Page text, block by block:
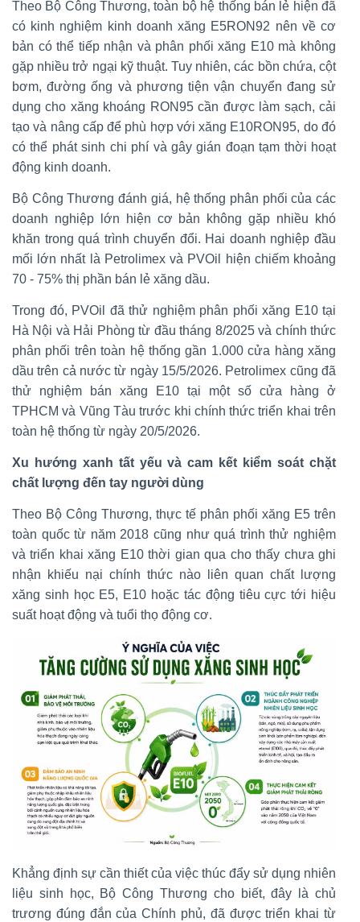
Theo Bộ Công Thương, toàn bộ hệ thống bán lẻ hiện đã
có kinh nghiệm kinh doanh xăng E5RON92 nên về cơ
bản có thể tiếp nhận và phân phối xăng E10 mà không
gặp nhiều trở ngại kỹ thuật. Tuy nhiên, các bồn chứa, cột
bơm, đường ống và phương tiện vận chuyển đang sử
dụng cho xăng khoáng RON95 cần được làm sạch, cải
tạo và nâng cấp để phù hợp với xăng E10RON95, do đó
có thể phát sinh chi phí và gây gián đoạn tạm thời hoạt
động kinh doanh.
Bộ Công Thương đánh giá, hệ thống phân phối của các
doanh nghiệp lớn hiện cơ bản không gặp nhiều khó
khăn trong quá trình chuyển đổi. Hai doanh nghiệp đầu
mối lớn nhất là Petrolimex và PVOil hiện chiếm khoảng
70 - 75% thị phần bán lẻ xăng dầu.
Trong đó, PVOil đã thử nghiệm phân phối xăng E10 tại
Hà Nội và Hải Phòng từ đầu tháng 8/2025 và chính thức
phân phối trên toàn hệ thống gần 1.000 cửa hàng xăng
dầu trên cả nước từ ngày 15/5/2026. Petrolimex cũng đã
thử nghiệm bán xăng E10 tại một số cửa hàng ở
TPHCM và Vũng Tàu trước khi chính thức triển khai trên
toàn hệ thống từ ngày 20/5/2026.
Xu hướng xanh tất yếu và cam kết kiểm soát chặt
chất lượng đến tay người dùng
Theo Bộ Công Thương, thực tế phân phối xăng E5 trên
toàn quốc từ năm 2018 cũng như quá trình thử nghiệm
và triển khai xăng E10 thời gian qua cho thấy chưa ghi
nhận khiếu nại chính thức nào liên quan chất lượng
xăng sinh học E5, E10 hoặc tác động tiêu cực tới hiệu
suất hoạt động và tuổi thọ động cơ.
Khẳng định sự cần thiết của việc thúc đẩy sử dụng nhiên
liệu sinh học, Bộ Công Thương cho biết, đây là chủ
trương đúng đắn của Chính phủ, đã được triển khai từ